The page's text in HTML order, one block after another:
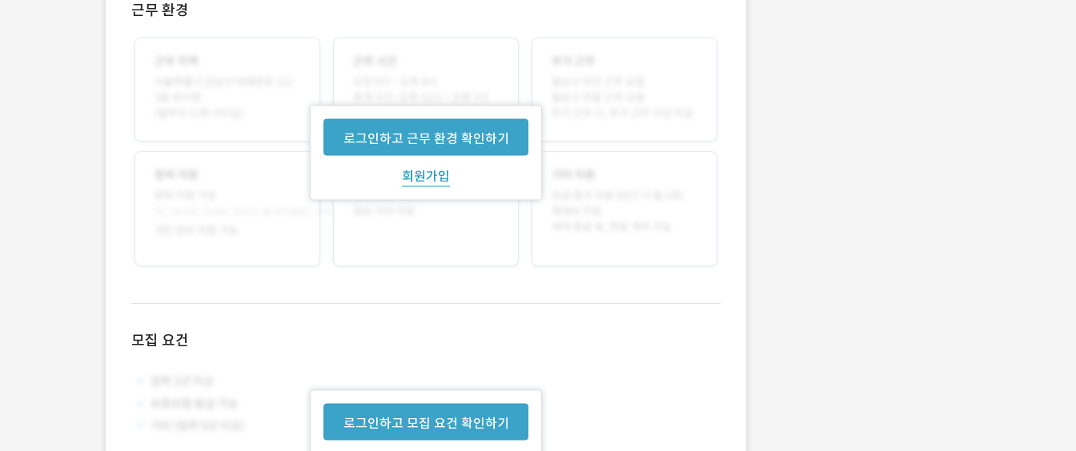
근무 환경
로그인하고 근무 환경 확인하기
회원가입
모집 요건
로그인하고 모집 요건 확인하기